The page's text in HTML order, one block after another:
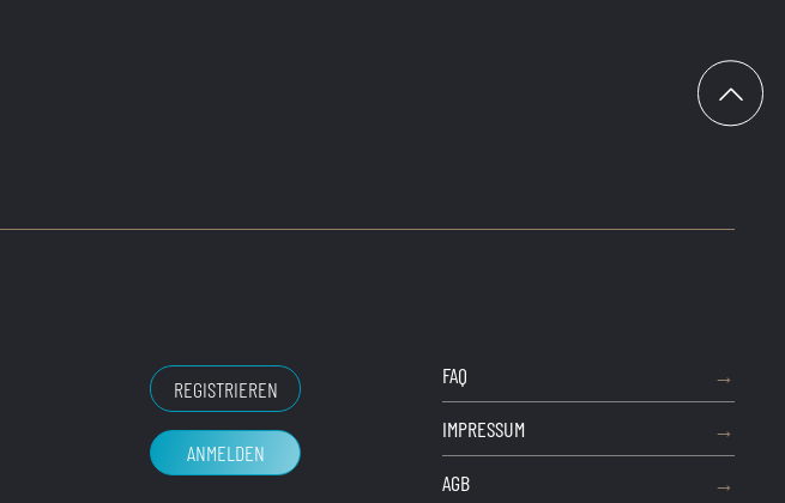
REGISTRIEREN
ANMELDEN
FAQ
IMPRESSUM
AGB